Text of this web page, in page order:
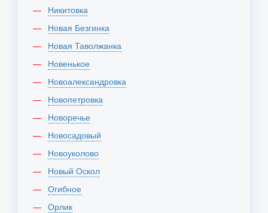
Никитовка
Новая Безгинка
Новая Таволжанка
Новенькое
Новоалександровка
Новопетровка
Новоречье
Новосадовый
Новоуколово
Новый Оскол
Огибное
Орлик